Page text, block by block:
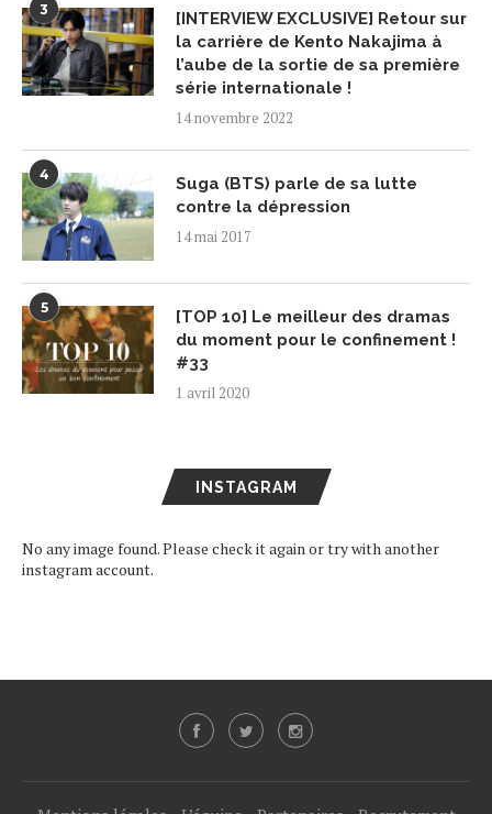
3
[INTERVIEW EXCLUSIVE] Retour sur
la carrière de Kento Nakajima à
l’aube de la sortie de sa première
série internationale !
14 novembre 2022
4
Suga (BTS) parle de sa lutte
contre la dépression
14 mai 2017
5
[TOP 10] Le meilleur des dramas
du moment pour le confinement !
#33
1 avril 2020
INSTAGRAM
No any image found. Please check it again or try with another
instagram account.